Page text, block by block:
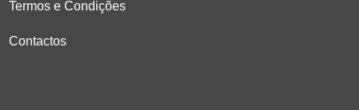
Termos e Condições
Contactos